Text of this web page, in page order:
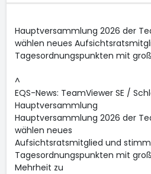
Hauptversammlung 2026 der
wählen neues
Tagesordnungspunkten mit
^
EQS-News: TeamViewer SE /
Hauptversammlung
Hauptversammlung 2026 der
wählen neues
Aufsichtsratsmitglied und
Tagesordnungspunkten mit
Mehrheit zu